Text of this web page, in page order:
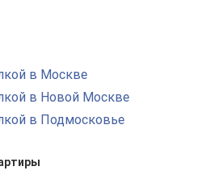
в Москве
в Новой Москве
в Подмосковье